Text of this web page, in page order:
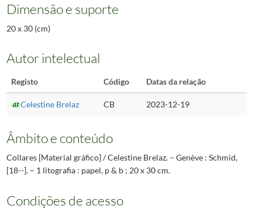
Dimensão e suporte
20 x 30 (cm)
Autor intelectual
Registo Código Datas da relação
Celestine Brelaz CB 2023-12-19
Âmbito e conteúdo
Collares [Material gráfico] / Celestine Brelaz. – Genève : Schmid,
[18--]. – 1 litografia : papel, p & b ; 20 x 30 cm.
Condições de acesso